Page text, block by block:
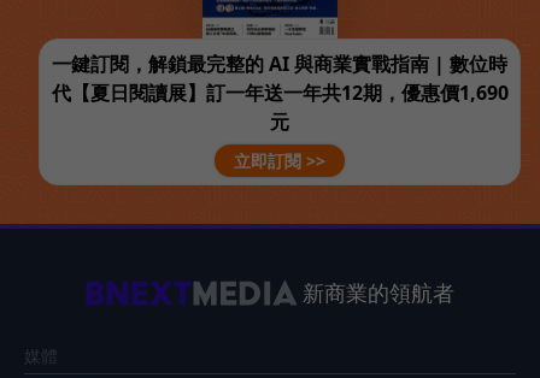
一鍵訂閱，解鎖最完整的 AI 與商業實戰指南 | 數位時
代【夏日閱讀展】訂一年送一年共12期，優惠價1,690
元
立即訂閱 >>
新商業的領航者
媒體